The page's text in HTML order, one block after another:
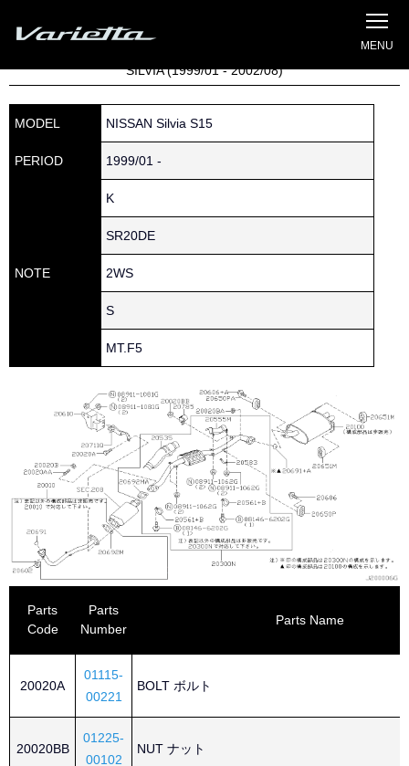
Home
Parts catalog
SILVIA (1999/01 - 2002/08)
MODEL NISSAN Silvia S15
PERIOD 1999/01 -
NOTE
K
SR20DE
2WS
S
MT.F5
Parts
Code
Parts
Number
Parts Name
20020A
01115-
00221
BOLT ボルト
20020BB
01225-
00102
NUT ナット